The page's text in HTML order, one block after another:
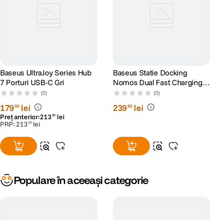
Baseus UltraJoy Series Hub
7 Porturi USB-C Gri
(0)
17990 lei
Preț anterior:213 00 lei
PRP:213 00 lei
Baseus Statie Docking
Nomos Dual Fast Charging
6-in-1
(0)
23990 lei
Populare în aceeași categorie